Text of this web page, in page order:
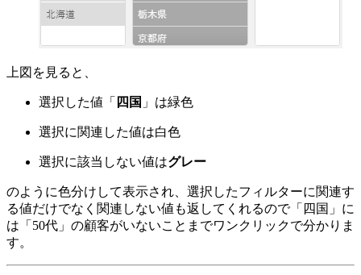
上図を見ると、
選択した値「 四国 」は緑色
選択に関連した値は白色
選択に該当しない値はグレー
のように色分けして表示され、選択したフィルターに関連す
る値だけでなく関連しない値も返してくれるので「四国」に
は「50代」の顧客がいないことまでワンクリックで分かりま
す。